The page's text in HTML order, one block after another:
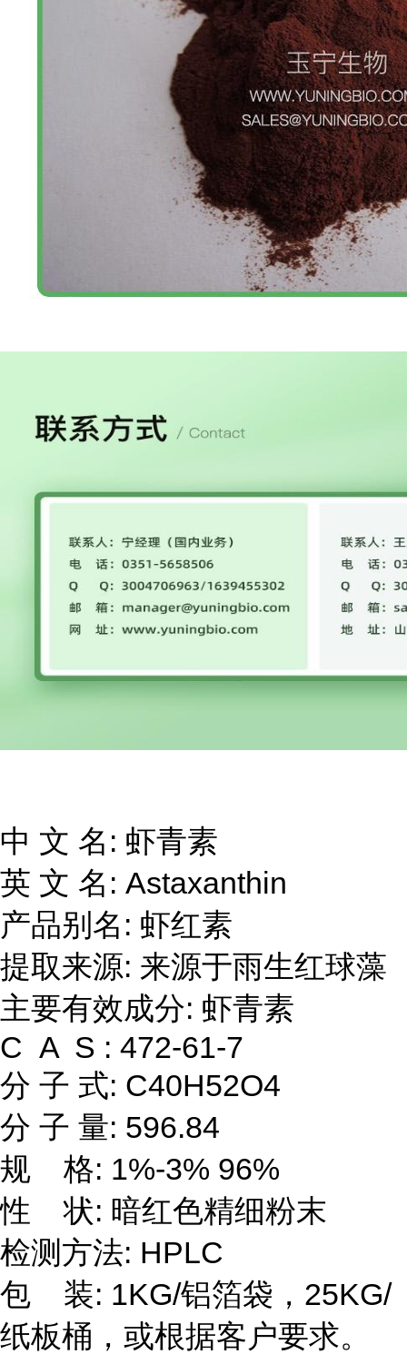
中 文 名: 虾青素
英 文 名: Astaxanthin
产品别名: 虾红素
提取来源: 来源于雨生红球藻
主要有效成分: 虾青素
C A S : 472-61-7
分 子 式: C40H52O4
分 子 量: 596.84
规 格: 1%-3% 96%
性 状: 暗红色精细粉末
检测方法: HPLC
包 装: 1KG/铝箔袋，25KG/
纸板桶，或根据客户要求。